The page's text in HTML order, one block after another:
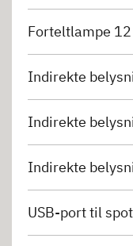
Forteltlampe 12
Indirekte
Indirekte
Indirekte
USB-port til